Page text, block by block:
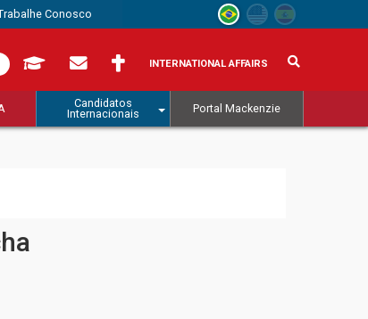
Conosco
INTERNATIONAL AFFAIRS
Candidatos
Internacionais
Portal Mackenzie